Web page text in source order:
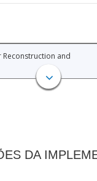
and
DA